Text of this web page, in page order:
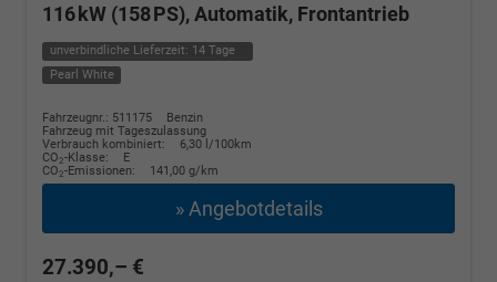
116 kW (158 PS), Automatik, Frontantrieb
unverbindliche Lieferzeit: 14 Tage
Pearl White
Fahrzeugnr.: 511175
Benzin
Fahrzeug mit Tageszulassung
Verbrauch kombiniert:
6,30 l/100km
CO2-Klasse:
E
CO2-Emissionen: 141,00 g/km
» Angebotdetails
27.390,– €